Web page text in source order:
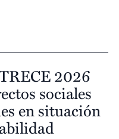
2026
sociales
en situación